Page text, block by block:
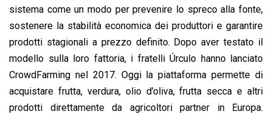
sistema come un modo per prevenire lo spreco alla fonte,
sostenere la stabilità economica dei produttori e garantire
prodotti stagionali a prezzo definito. Dopo aver testato il
modello sulla loro fattoria, i fratelli Úrculo hanno lanciato
CrowdFarming nel 2017. Oggi la piattaforma permette di
acquistare frutta, verdura, olio d’oliva, frutta secca e altri
prodotti direttamente da agricoltori partner in Europa.